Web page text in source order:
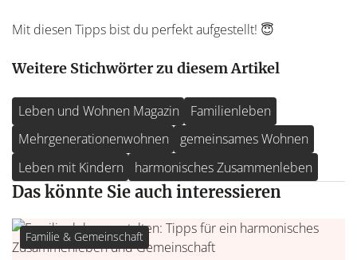
Mit diesen Tipps bist du perfekt aufgestellt! 😇
Weitere Stichwörter zu diesem Artikel
Leben und Wohnen Magazin
Familienleben
Mehrgenerationenwohnen
gemeinsames Wohnen
Leben mit Kindern
harmonisches Zusammenleben
Das könnte Sie auch interessieren
Familie & Gemeinschaft